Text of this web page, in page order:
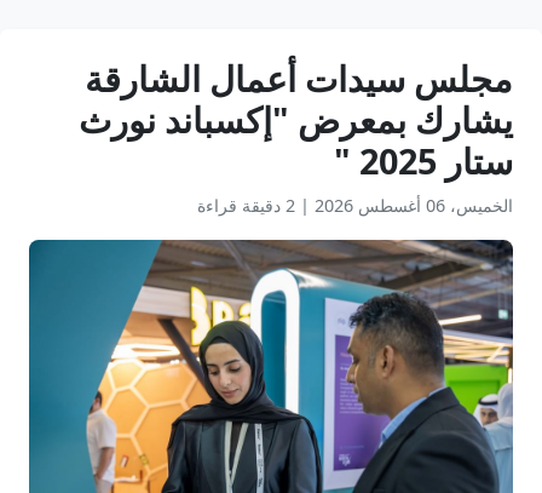
مجلس سيدات أعمال الشارقة
يشارك بمعرض "إكسباند نورث
ستار 2025 "
الخميس، 06 أغسطس 2026 | 2 دقيقة قراءة